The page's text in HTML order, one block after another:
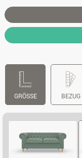
GRÖSSE BEZUG